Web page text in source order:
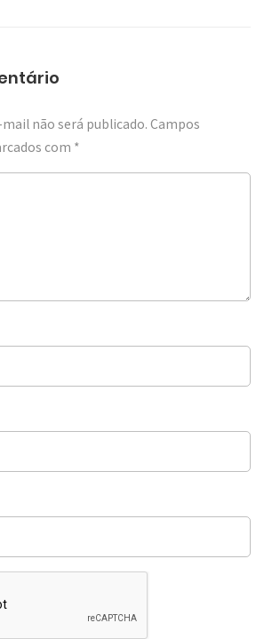
não será publicado. Campos
com *